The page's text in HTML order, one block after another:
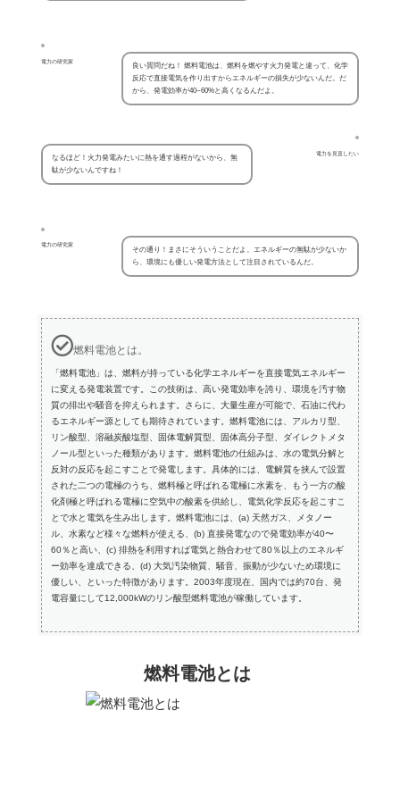
電力の研究家
良い質問だね！ 燃料電池は、燃料を燃やす火力発電と違って、化学
反応で直接電気を作り出すからエネルギーの損失が少ないんだ。だ
から、発電効率が40~60%と高くなるんだよ。
電力を見直したい
なるほど！火力発電みたいに熱を通す過程がないから、無
駄が少ないんですね！
電力の研究家
その通り！まさにそういうことだよ。エネルギーの無駄が少ないか
ら、環境にも優しい発電方法として注目されているんだ。
燃料電池とは。
「燃料電池」は、燃料が持っている化学エネルギーを直接電気エネルギー
に変える発電装置です。この技術は、高い発電効率を誇り、環境を汚す物
質の排出や騒音を抑えられます。さらに、大量生産が可能で、石油に代わ
るエネルギー源としても期待されています。燃料電池には、アルカリ型、
リン酸型、溶融炭酸塩型、固体電解質型、固体高分子型、ダイレクトメタ
ノール型といった種類があります。燃料電池の仕組みは、水の電気分解と
反対の反応を起こすことで発電します。具体的には、電解質を挟んで設置
された二つの電極のうち、燃料極と呼ばれる電極に水素を、もう一方の酸
化剤極と呼ばれる電極に空気中の酸素を供給し、電気化学反応を起こすこ
とで水と電気を生み出します。燃料電池には、(a) 天然ガス、メタノー
ル、水素など様々な燃料が使える、(b) 直接発電なので発電効率が40〜
60％と高い、(c) 排熱を利用すれば電気と熱合わせて80％以上のエネルギ
ー効率を達成できる、(d) 大気汚染物質、騒音、振動が少ないため環境に
優しい、といった特徴があります。2003年度現在、国内では約70台、発
電容量にして12,000kWのリン酸型燃料電池が稼働しています。
燃料電池とは